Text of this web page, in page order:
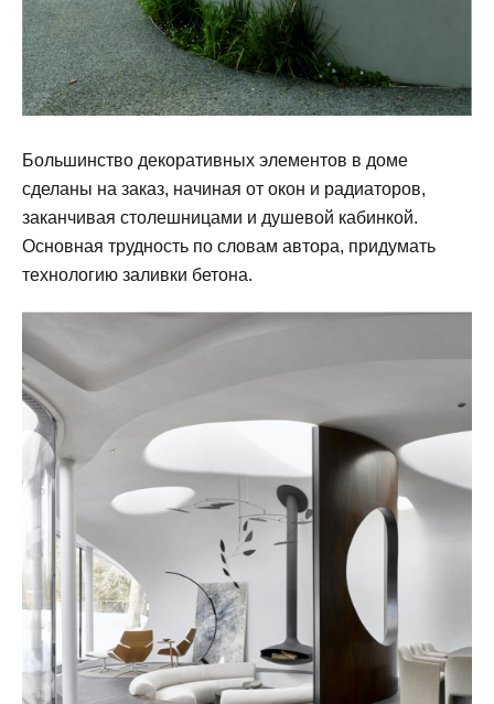
Большинство декоративных элементов в доме
сделаны на заказ, начиная от окон и радиаторов,
заканчивая столешницами и душевой кабинкой.
Основная трудность по словам автора, придумать
технологию заливки бетона.